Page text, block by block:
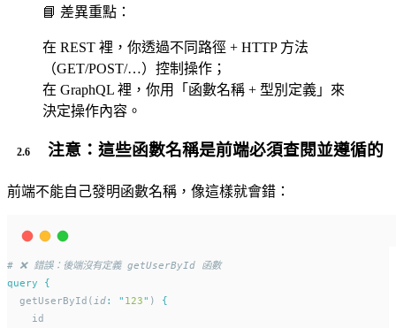
📘 差異重點：
在 REST 裡，你透過不同路徑 + HTTP 方法
（GET/POST/…）控制操作；
在 GraphQL 裡，你用「函數名稱 + 型別定義」來
決定操作內容。
注意：這些函數名稱是前端必須查閱並遵循的
前端不能自己發明函數名稱，像這樣就會錯：
# ❌ 錯誤：後端沒有定義 getUserById 函數
query
{
  getUserById(
id: " 123" ) {
    id